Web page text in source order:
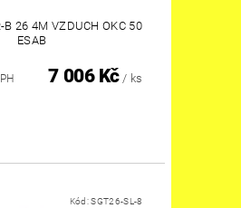
B 26 4M VZDUCH OKC 50
ESAB
7 006 Kč / ks
Kód:SGT26-SL-8